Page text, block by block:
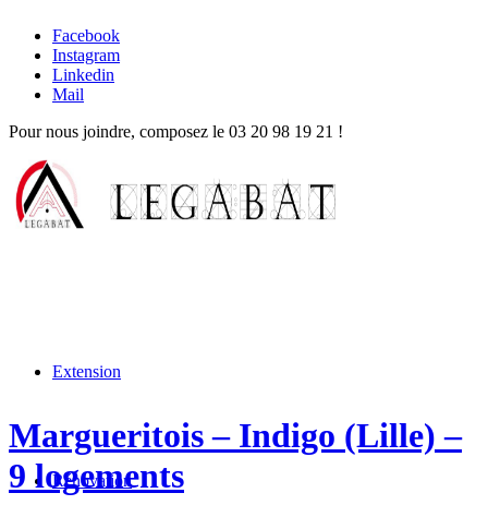
Facebook
Instagram
Linkedin
Mail
Pour nous joindre, composez le 03 20 98 19 21 !
Extension
Rénovation
Margueritois – Indigo (Lille) –
9 logements